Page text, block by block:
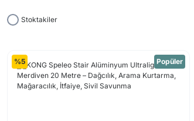
Stoktakiler
%5 Popüler